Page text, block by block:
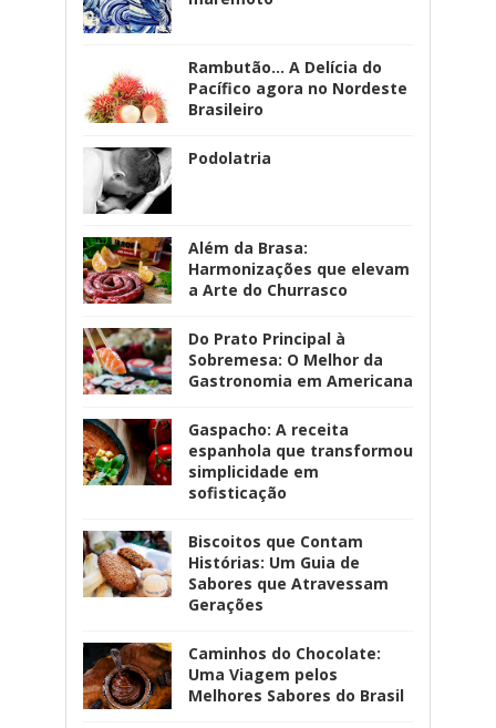
Rambutão... A Delícia do
Pacífico agora no Nordeste
Brasileiro
Podolatria
Além da Brasa:
Harmonizações que elevam
a Arte do Churrasco
Do Prato Principal à
Sobremesa: O Melhor da
Gastronomia em Americana
Gaspacho: A receita
espanhola que transformou
simplicidade em
sofisticação
Biscoitos que Contam
Histórias: Um Guia de
Sabores que Atravessam
Gerações
Caminhos do Chocolate:
Uma Viagem pelos
Melhores Sabores do Brasil